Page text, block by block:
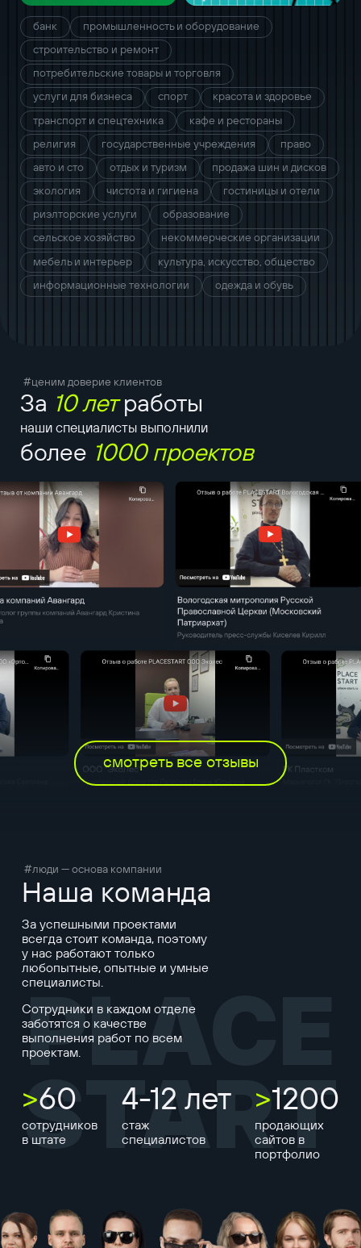
банк
промышленность и оборудование
строительство и ремонт
потребительские товары и торговля
услуги для бизнеса
спорт
красота и здоровье
транспорт и спецтехника
кафе и рестораны
религия
государственные учреждения
право
авто и сто
отдых и туризм
продажа шин и дисков
экология
чистота и гигиена
гостиницы и отели
риэлторские услуги
образование
сельское хозяйство
некоммерческие организации
мебель и интерьер
культура, искусство, общество
информационные технологии
одежда и обувь
#ценим доверие клиентов
За 10 летработы
наши специалисты выполнили
более 1000 проектов
смотреть все отзывы
#люди — основа компании
Наша команда
За успешными проектами
всегда стоит команда, поэтому
у нас работают только
любопытные, опытные и умные
специалисты.
Сотрудники в каждом отделе
заботятся о качестве
выполнения работ по всем
проектам.
>60
сотрудников
в штате
4-12 лет
стаж
специалистов
>1200
продающих
сайтов в
портфолио
PLACE
START